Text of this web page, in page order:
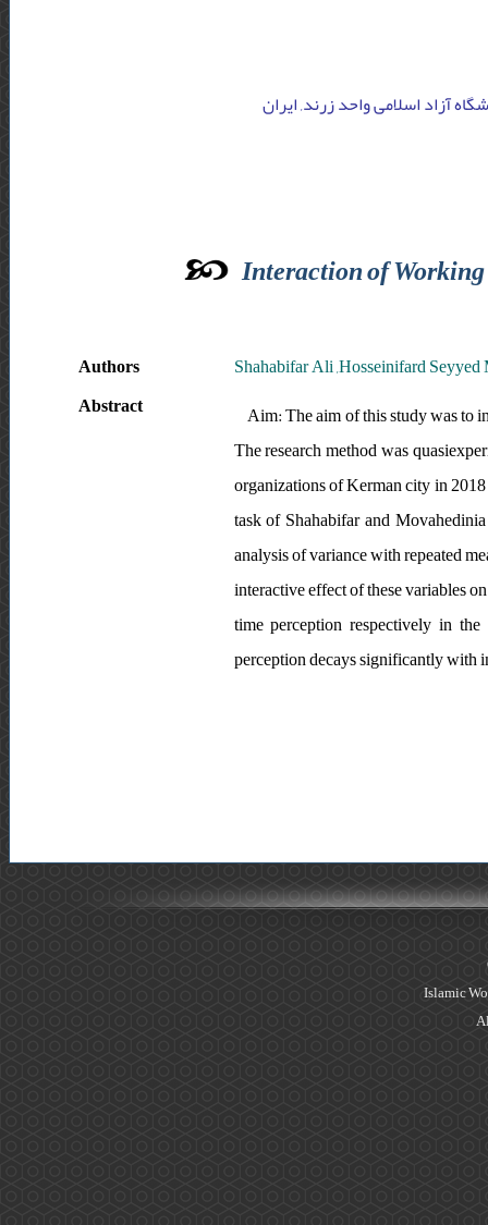
آزاد اسلامی واحد زرند, ایران
Interaction of
Authors
Shahabifar Ali ,Hosseinifard
Abstract
Aim: The aim of this study was to
The research method was
organizations of Kerman city in
task of Shahabifar and
analysis of variance with repeated
interactive effect of these variables
time perception respectively in
perception decays significantly with
Islamic